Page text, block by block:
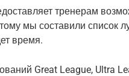
тренерам
мы составили список
время.
Great League, Ultra